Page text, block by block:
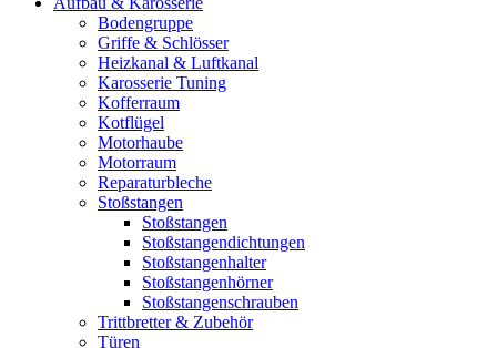
Bodengruppe
Griffe & Schlösser
Heizkanal & Luftkanal
Karosserie Tuning
Kofferraum
Kotflügel
Motorhaube
Motorraum
Reparaturbleche
Stoßstangen
Stoßstangen
Stoßstangendichtungen
Stoßstangenhalter
Stoßstangenhörner
Stoßstangenschrauben
Trittbretter & Zubehör
Türen